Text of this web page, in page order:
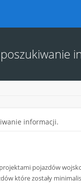
informacji.
pojazdów
które zostały